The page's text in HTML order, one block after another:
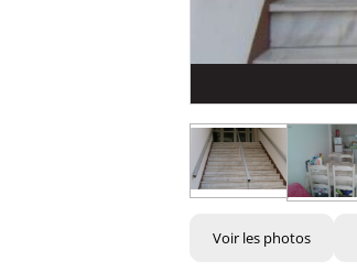
Voir les photos